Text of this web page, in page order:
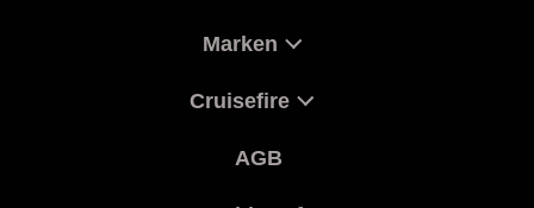
Marken
Cruisefire
AGB